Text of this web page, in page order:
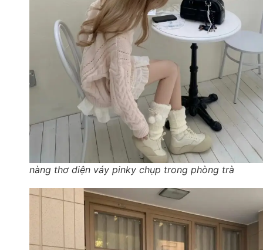
nàng thơ diện váy pinky chụp trong phòng trà